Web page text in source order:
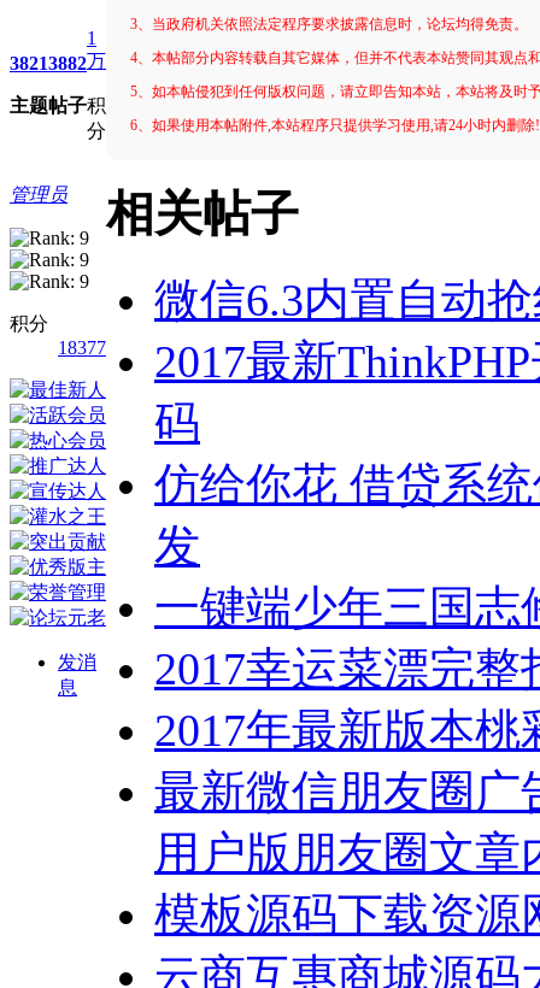
3821
主题
3882
帖子
1
万
积
分
管理员
积分
18377
发消
息
3、当政府机关依照法定程序要求披露信息时，论坛均得免责。
4、本帖部分内容转载自其它媒体，但并不代表本站赞同其观点
5、如本帖侵犯到任何版权问题，请立即告知本站，本站将及时
6、如果使用本帖附件,本站程序只提供学习使用,请24小时内删
相关帖子
微信6.3内置自动
2017最新
码
仿给你花 借贷系
发
一键端少年三国志
2017幸运菜漂完
2017年最新版本
最新微信朋友圈广
用户版朋友圈文章
模板源码下载资源
云商互惠商城源码